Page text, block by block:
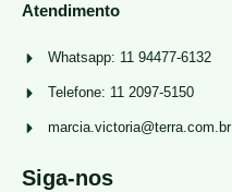
Atendimento
Whatsapp: 11 94477-6132
Telefone: 11 2097-5150
marcia.victoria@terra.com.br
Siga-nos